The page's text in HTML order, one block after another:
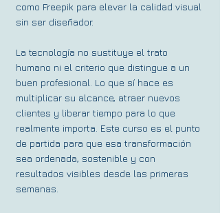
como Freepik para elevar la calidad visual
sin ser diseñador.
La tecnología no sustituye el trato
humano ni el criterio que distingue a un
buen profesional. Lo que sí hace es
multiplicar su alcance, atraer nuevos
clientes y liberar tiempo para lo que
realmente importa. Este curso es el punto
de partida para que esa transformación
sea ordenada, sostenible y con
resultados visibles desde las primeras
semanas.